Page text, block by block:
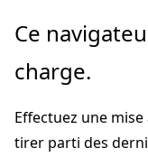
Passer
directement
au
principal
Ce
charge.
Effectuez une
tirer parti des